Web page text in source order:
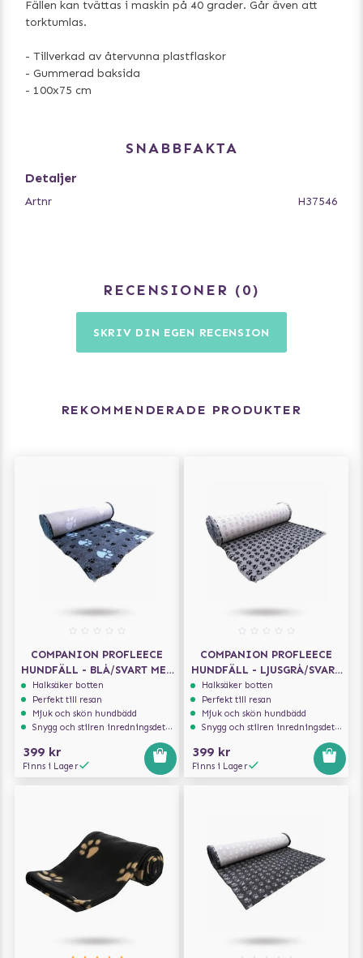
Fällen kan tvättas i maskin på 40 grader. Går även att
torktumlas.
- Tillverkad av återvunna plastflaskor
- Gummerad baksida
- 100x75 cm
SNABBFAKTA
Detaljer
Artnr H37546
RECENSIONER 0
SKRIV DIN EGEN RECENSION
REKOMMENDERADE PRODUKTER
COMPANION PROFLEECE
HUNDFÄLL - BLÅ/SVART MED
TASSAR 100X75 CM
Halksäker botten
Perfekt till resan
Mjuk och skön hundbädd
Snygg och stilren inredningsdetalj
399 kr
Finns i Lager
COMPANION PROFLEECE
HUNDFÄLL - LJUSGRÅ/SVART
MED TASSAR 100X75 CM
Halksäker botten
Perfekt till resan
Mjuk och skön hundbädd
Snygg och stilren inredningsdetalj
399 kr
Finns i Lager